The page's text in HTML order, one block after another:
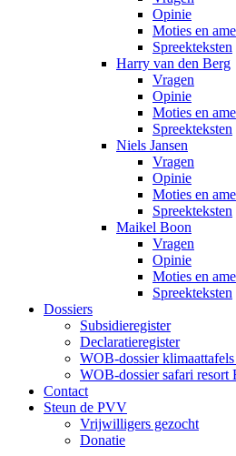
Opinie
Moties en
Spreekteksten
Harry van den Berg
Vragen
Opinie
Moties en
Spreekteksten
Niels Jansen
Vragen
Opinie
Moties en
Spreekteksten
Maikel Boon
Vragen
Opinie
Moties en
Spreekteksten
Dossiers
Subsidieregister
Declaratieregister
WOB-dossier
WOB-dossier safari resort
Contact
Steun de PVV
Vrijwilligers gezocht
Donatie